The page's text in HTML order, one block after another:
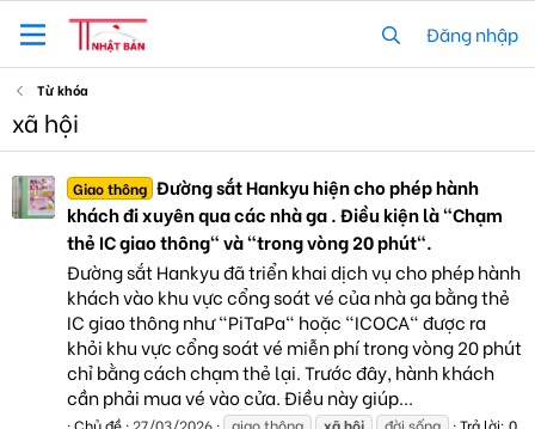
Đăng nhập
Từ khóa
xã hội
Giao thông Đường sắt Hankyu hiện cho phép hành
khách đi xuyên qua các nhà ga . Điều kiện là "Chạm
thẻ IC giao thông" và "trong vòng 20 phút".
Đường sắt Hankyu đã triển khai dịch vụ cho phép hành
khách vào khu vực cổng soát vé của nhà ga bằng thẻ
IC giao thông như "PiTaPa" hoặc "ICOCA" được ra
khỏi khu vực cổng soát vé miễn phí trong vòng 20 phút
chỉ bằng cách chạm thẻ lại. Trước đây, hành khách
cần phải mua vé vào cửa. Điều này giúp...
Chủ đề 27/03/2026 giao thông xãhội đời sống
Trả lời: 0